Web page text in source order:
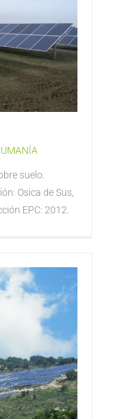
suelo.
Osica de Sus,
EPC: 2012.